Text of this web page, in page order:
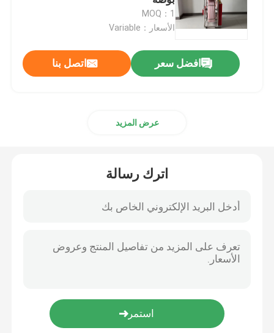
بطانة UV CIPP
مجنزر أنابيب CCTV
بناء خطوط الأنابيب بدون خنادق
التدريب على تقنية الخنادق
MOQ：1
الأسعار：Variable
افضل سعر اتصل بنا
عرض المزيد
اترك رسالة